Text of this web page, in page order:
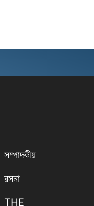
সম্পাদকীয়
রসনা
THE